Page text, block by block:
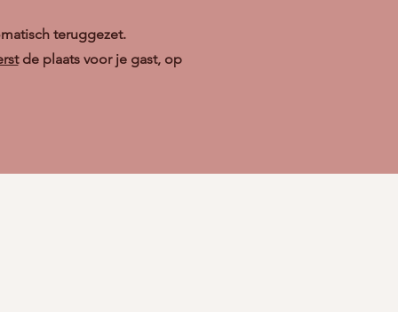
teruggezet.
de plaats voor je gast, op